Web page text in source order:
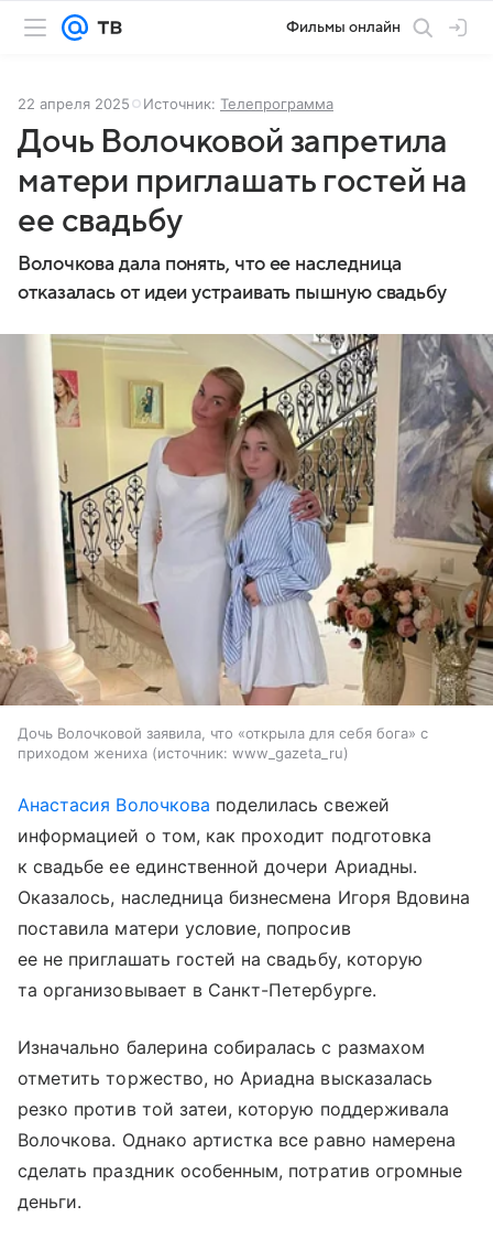
Фильмы онлайн
22 апреля 2025 Источник: Телепрограмма
Дочь Волочковой запретила
матери приглашать гостей на
ее свадьбу
Волочкова дала понять, что ее наследница
отказалась от идеи устраивать пышную свадьбу
Дочь Волочковой заявила, что «открыла для себя бога» с
приходом жениха
источник: www_gazeta_ru
Анастасия Волочкова поделилась свежей
информацией о том, как проходит подготовка
к свадьбе ее единственной дочери Ариадны.
Оказалось, наследница бизнесмена Игоря Вдовина
поставила матери условие, попросив
ее не приглашать гостей на свадьбу, которую
та организовывает в Санкт-Петербурге.
Изначально балерина собиралась с размахом
отметить торжество, но Ариадна высказалась
резко против той затеи, которую поддерживала
Волочкова. Однако артистка все равно намерена
сделать праздник особенным, потратив огромные
деньги.